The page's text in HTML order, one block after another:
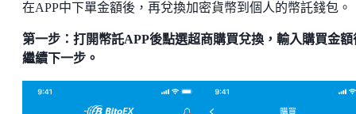
在APP中下單金額後，再兌換加密貨幣到個人的幣託錢包。
第一步：打開幣託APP後點選超商購買兌換，輸入購買金額
繼續下一步。